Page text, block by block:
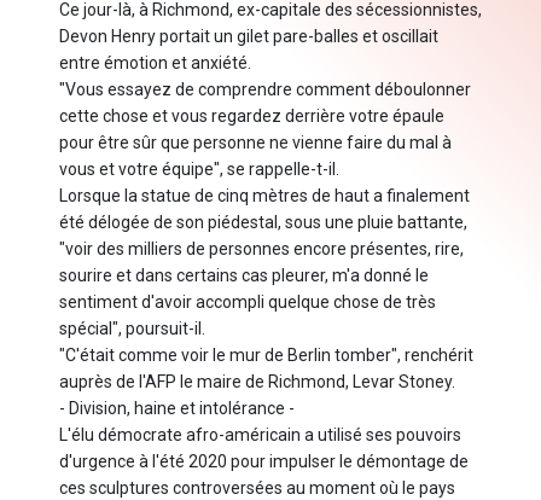
Ce jour-là, à Richmond, ex-capitale des sécessionnistes,
Devon Henry portait un gilet pare-balles et oscillait
entre émotion et anxiété.
"Vous essayez de comprendre comment déboulonner
cette chose et vous regardez derrière votre épaule
pour être sûr que personne ne vienne faire du mal à
vous et votre équipe", se rappelle-t-il.
Lorsque la statue de cinq mètres de haut a finalement
été délogée de son piédestal, sous une pluie battante,
"voir des milliers de personnes encore présentes, rire,
sourire et dans certains cas pleurer, m'a donné le
sentiment d'avoir accompli quelque chose de très
spécial", poursuit-il.
"C'était comme voir le mur de Berlin tomber", renchérit
auprès de l'AFP le maire de Richmond, Levar Stoney.
- Division, haine et intolérance -
L'élu démocrate afro-américain a utilisé ses pouvoirs
d'urgence à l'été 2020 pour impulser le démontage de
ces sculptures controversées au moment où le pays